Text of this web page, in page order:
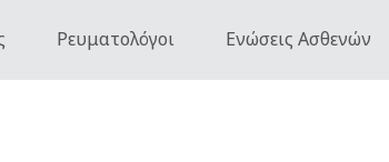
Ρευματολόγοι Ενώσεις Ασθενών